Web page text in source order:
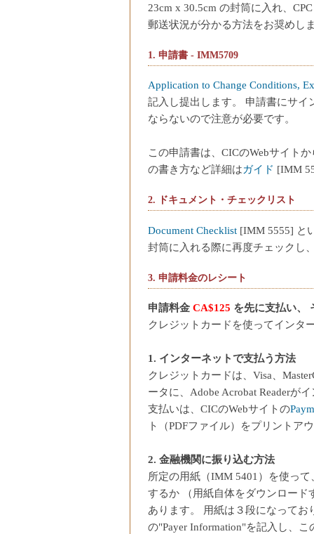
23cm x 30.5cm の封筒に入れ、
郵送状況が分かる方法をお奨めし
1. 申請書 - IMM5709
Application to Change Conditions,
記入し提出します。 申請書にサ
ならないので注意が必要です。
この申請書は、CICのWebサイト
の書き方など詳細はガイド [IMM
2. ドキュメント・チェックリスト
Document Checklist [IMM 5555] と
封筒に入れる際に再度チェックし
3. 申請料金のレシート
申請料金 CA$125 を先に支払い、
クレジットカードを使ってインタ
1. インターネットで支払う方法
クレジットカードは、Visa、
ータに、Adobe Acrobat Readerが
支払いは、CICのWebサイトの
ト（PDFファイル）をプリントア
2. 金融機関に振り込む方法
所定の用紙（IMM 5401）を使っ
するか （用紙自体をダウンロード
あります。 用紙は３段になって
の"Payer Information"を記入し、